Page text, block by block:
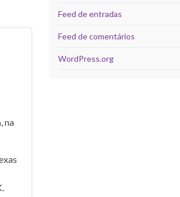
, na
Feed de entradas
Feed de comentários
WordPress.org